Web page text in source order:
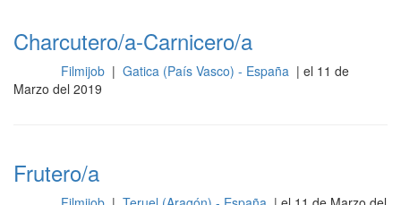
Charcutero/a-Carnicero/a
Filmijob | Gatica (País Vasco) - España | el 11 de
Marzo del 2019
Frutero/a